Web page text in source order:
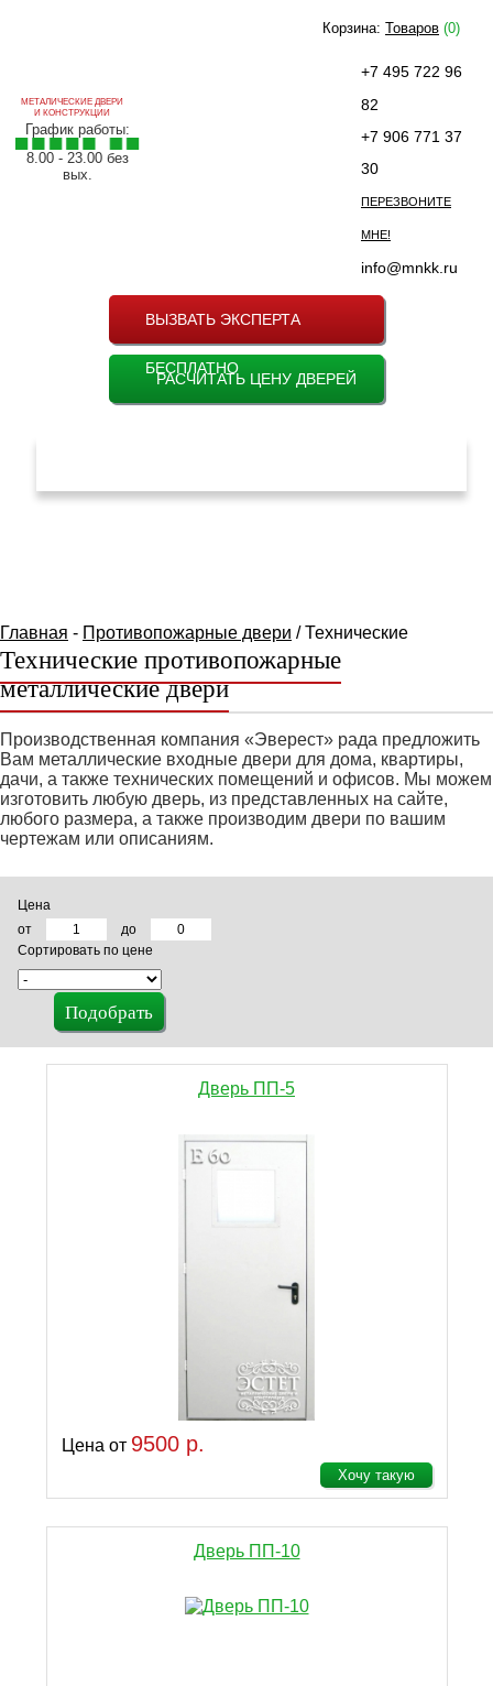
МЕТАЛИЧЕСКИЕ ДВЕРИ
И КОНСТРУКЦИИ
График работы:
8.00 - 23.00 без
вых.
+7 495 722 96
82
+7 906 771 37
30
ПЕРЕЗВОНИТЕ
МНЕ!
info@mnkk.ru
ВЫЗВАТЬ ЭКСПЕРТА
БЕСПЛАТНО
РАСЧИТАТЬ ЦЕНУ ДВЕРЕЙ
Корзина: Товаров (0)
Главная - Противопожарные двери / Технические
Технические противопожарные
металлические двери
Производственная компания «Эверест» рада предложить
Вам металлические входные двери для дома, квартиры,
дачи, а также технических помещений и офисов. Мы можем
изготовить любую дверь, из представленных на сайте,
любого размера, а также производим двери по вашим
чертежам или описаниям.
Цена
от
до
Сортировать по цене
Дверь ПП-5
Цена от 9500 р.
Хочу такую
Дверь ПП-10